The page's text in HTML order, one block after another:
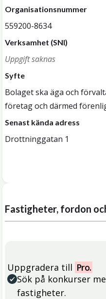
Organisationsnummer
559200-8634
Verksamhet (SNI)
Uppgift saknas
Syfte
Bolaget ska äga och
företag och därmed
Senast kända adress
Drottninggatan 1
Fastigheter, fordon
Uppgradera till Pro.
Sök på konkurser
fastigheter.